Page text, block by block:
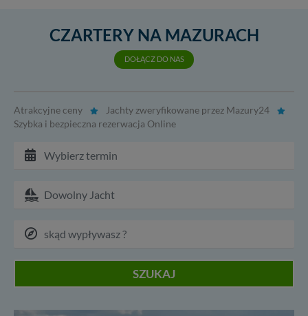
CZARTERY NA MAZURACH
DOŁĄCZ DO NAS
Atrakcyjne ceny
Jachty zweryfikowane przez Mazury24
Szybka i bezpieczna rezerwacja Online
SZUKAJ